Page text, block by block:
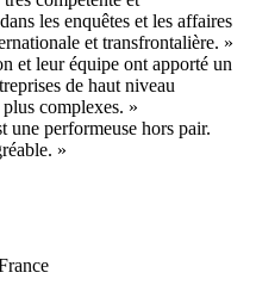
les enquêtes et les affaires
et transfrontalière. »
et leur équipe ont apporté un
de haut niveau
complexes. »
performeuse hors pair.
»